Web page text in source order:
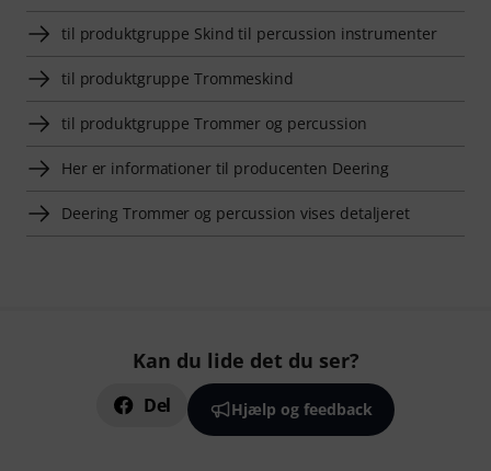
til produktgruppe Skind til percussion instrumenter
til produktgruppe Trommeskind
til produktgruppe Trommer og percussion
Her er informationer til producenten Deering
Deering Trommer og percussion vises detaljeret
Kan du lide det du ser?
Del Hjælp og feedback